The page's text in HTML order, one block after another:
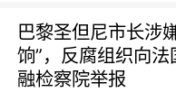
巴黎圣但尼市长涉
饷”，反腐组织向
融检察院举报